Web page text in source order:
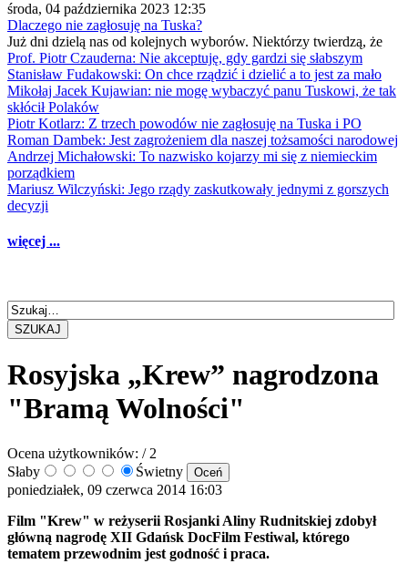
środa, 04 października 2023 12:35
Dlaczego nie zagłosuję na Tuska?
Już dni dzielą nas od kolejnych wyborów. Niektórzy twierdzą, że
Prof. Piotr Czauderna: Nie akceptuję, gdy gardzi się słabszym
Stanisław Fudakowski: On chce rządzić i dzielić a to jest za mało
Mikołaj Jacek Kujawian: nie mogę wybaczyć panu Tuskowi, że tak
skłócił Polaków
Piotr Kotlarz: Z trzech powodów nie zagłosuję na Tuska i PO
Roman Dambek: Jest zagrożeniem dla naszej tożsamości narodowej
Andrzej Michałowski: To nazwisko kojarzy mi się z niemieckim
porządkiem
Mariusz Wilczyński: Jego rządy zaskutkowały jednymi z gorszych
decyzji
więcej ...
SZUKAJ
Rosyjska „Krew” nagrodzona
"Bramą Wolności"
Ocena użytkowników: / 2
Słaby
Świetny
poniedziałek, 09 czerwca 2014 16:03
Film "Krew" w reżyserii Rosjanki Aliny Rudnitskiej zdobył
główną nagrodę XII Gdańsk DocFilm Festiwal, którego
tematem przewodnim jest godność i praca.